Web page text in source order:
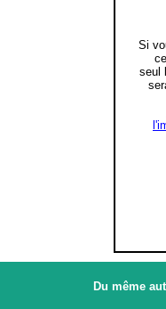
Si
seul
Du même